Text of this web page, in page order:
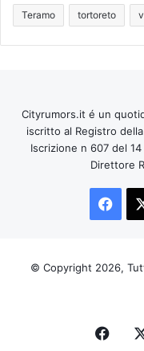
Teramo tortoreto
Cityrumors.it é un
iscritto al Registro
Iscrizione n 607 del
Direttore
© Copyright 2026,